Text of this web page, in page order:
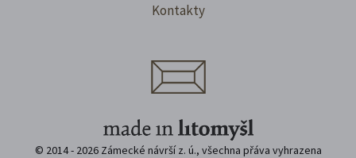
Kontakty
© 2014 - 2026 Zámecké návrší z. ú., všechna přáva vyhrazena